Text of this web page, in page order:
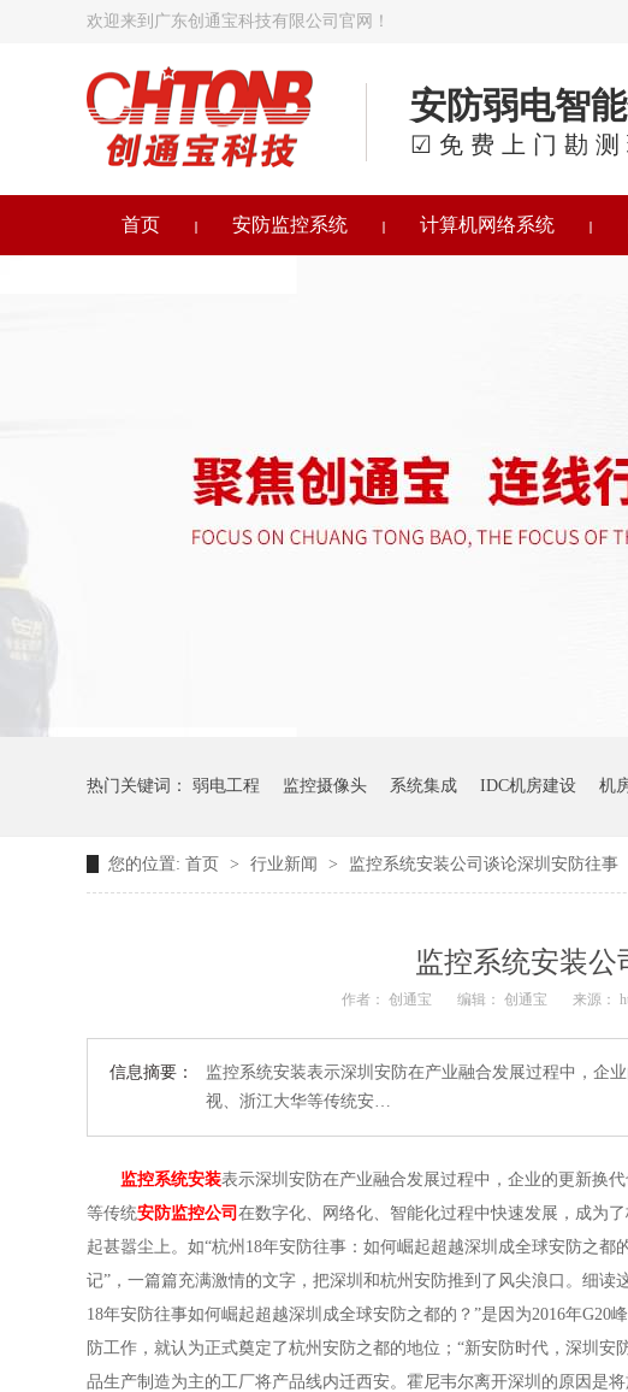
欢迎来到广东创通宝科技有限公司官网！
安防弱电智
☑免费上门勘
首页 安防监控系统 计算机网络系统
热门关键词： 弱电工程 监控摄像头 系统集成 IDC机房建设 机
您的位置: 首页 > 行业新闻 > 监控系统安装公司谈论深圳安防往事
监控系统安装
作者： 创通宝 编辑： 创通宝 来源：
信息摘要：
监控系统安装表示深圳安防在产业融合发展过程中，企
视、浙江大华等传统安…
监控系统安装表示深圳安防在产业融合发展过程中，企业的更新换
等传统安防监控公司 在数字化、网络化、智能化过程中快速发展，成为
起甚嚣尘上。如“杭州18年安防往事：如何崛起超越深圳成全球安防之
记”，一篇篇充满激情的文字，把深圳和杭州安防推到了风尖浪口。细
18年安防往事如何崛起超越深圳成全球安防之都的？”是因为2016年
防工作，就认为正式奠定了杭州安防之都的地位；“新安防时代，深圳
品生产制造为主的工厂将产品线内迁西安。霍尼韦尔离开深圳的原因是